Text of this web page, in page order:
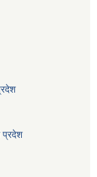
प्रदेश